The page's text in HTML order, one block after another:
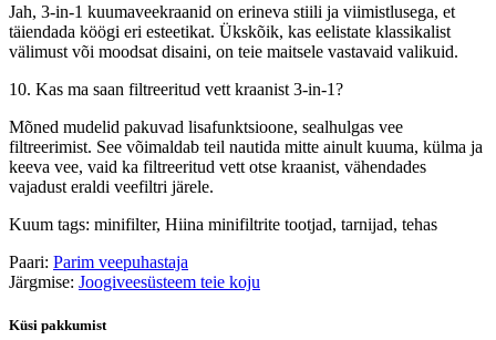
Jah, 3-in-1 kuumaveekraanid on erineva stiili ja viimistlusega, et
täiendada köögi eri esteetikat. Ükskõik, kas eelistate klassikalist
välimust või moodsat disaini, on teie maitsele vastavaid valikuid.
10. Kas ma saan filtreeritud vett kraanist 3-in-1?
Mõned mudelid pakuvad lisafunktsioone, sealhulgas vee
filtreerimist. See võimaldab teil nautida mitte ainult kuuma, külma ja
keeva vee, vaid ka filtreeritud vett otse kraanist, vähendades
vajadust eraldi veefiltri järele.
Kuum tags: minifilter, Hiina minifiltrite tootjad, tarnijad, tehas
Paari: Parim veepuhastaja
Järgmise: Joogiveesüsteem teie koju
Küsi pakkumist